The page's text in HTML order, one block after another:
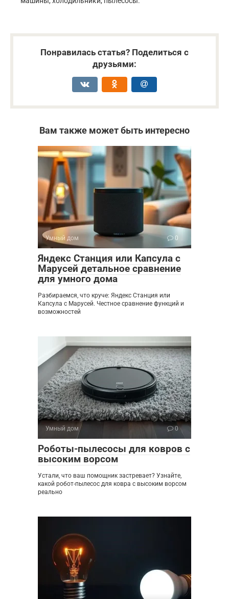
Понравилась статья? Поделиться с
друзьями:
Вам также может быть интересно
Умный дом 0
Яндекс Станция или Капсула с
Марусей детальное сравнение
для умного дома
Разбираемся, что круче: Яндекс Станция или
Капсула с Марусей. Честное сравнение функций и
возможностей
Умный дом 0
Роботы-пылесосы для ковров с
высоким ворсом
Устали, что ваш помощник застревает? Узнайте,
какой робот-пылесос для ковра с высоким ворсом
реально